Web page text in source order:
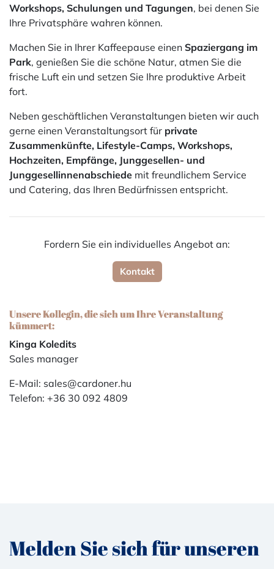
Workshops, Schulungen und Tagungen, bei denen Sie
Ihre Privatsphäre wahren können.
Machen Sie in Ihrer Kaffeepause einen Spaziergang im
Park, genießen Sie die schöne Natur, atmen Sie die
frische Luft ein und setzen Sie Ihre produktive Arbeit
fort.
Neben geschäftlichen Veranstaltungen bieten wir auch
gerne einen Veranstaltungsort für private
Zusammenkünfte, Lifestyle-Camps, Workshops,
Hochzeiten, Empfänge, Junggesellen- und
Junggesellinnenabschiede mit freundlichem Service
und Catering, das Ihren Bedürfnissen entspricht.
Fordern Sie ein individuelles Angebot an:
Kontakt
Unsere Kollegin, die sich um Ihre Veranstaltung
kümmert:
Kinga Koledits
Sales manager
E-Mail: sales@cardoner.hu
Telefon: +36 30 092 4809
Melden Sie sich für unseren